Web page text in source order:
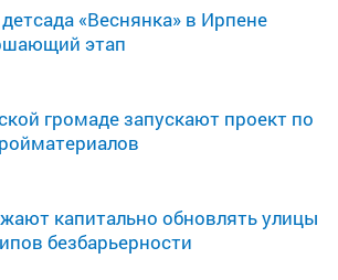
«Веснянка» в Ирпене
этап
громаде запускают проект по
капитально обновлять улицы
безбарьерности